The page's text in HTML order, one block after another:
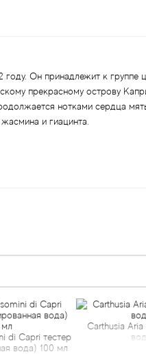
Он принадлежит к группе
прекрасному острову
нотками сердца
и гиацинта.
Carthusia Aria di Capri
вода 50 мл